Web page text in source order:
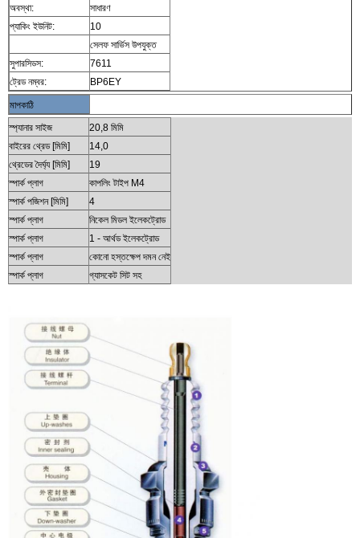
অবস্থা:
সাধারণ
প্যাকিং ইউনিট:
10
সেলফ সার্ভিস উপযুক্ত
সুপারসিডস:
7611
ট্রেড নম্বর:
BP6EY
মাপকাঠি
স্প্যানার সাইজ
20,8 মিমি
বাইরের থ্রেড [মিমি]
14,0
থ্রেডের দৈর্ঘ্য [মিমি]
19
স্পার্ক প্লাগ
কাপলিং টাইপ M4
স্পার্ক পজিশন [মিমি]
4
স্পার্ক প্লাগ
নিকেল মিডল ইলেকট্রোড
স্পার্ক প্লাগ
1 - আর্থড ইলেকট্রোড
স্পার্ক প্লাগ
কোনো হস্তক্ষেপ দমন নেই
স্পার্ক প্লাগ
গ্যাসকেট সিট সহ